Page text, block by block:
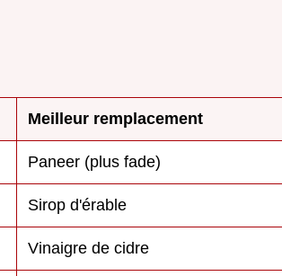
Meilleur remplacement
Paneer (plus fade)
Sirop d'érable
Vinaigre de cidre